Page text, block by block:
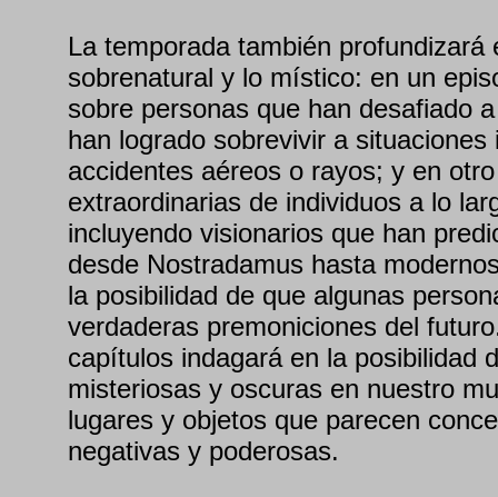
La temporada también profundizará
sobrenatural y lo místico: en un
sobre personas que han desafiado
han logrado sobrevivir a
accidentes aéreos o rayos; y en
extraordinarias de individuos a lo
incluyendo visionarios que han
desde Nostradamus hasta
la posibilidad de que algunas
verdaderas premoniciones del
capítulos indagará en la posibilidad
misteriosas y oscuras en nuestro
lugares y objetos que parecen
negativas y poderosas.